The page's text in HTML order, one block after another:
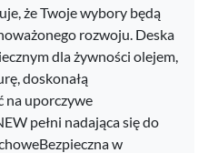
że Twoje wybory będą
rozwoju. Deska
dla żywności olejem,
doskonałą
na uporczywe
pełni nadająca się do
w